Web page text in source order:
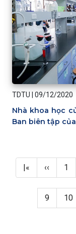
TDTU 09/12/2020
Nhà khoa học
Ban biên tập
First page
|« Previous
‹‹ 1
Page
9 10